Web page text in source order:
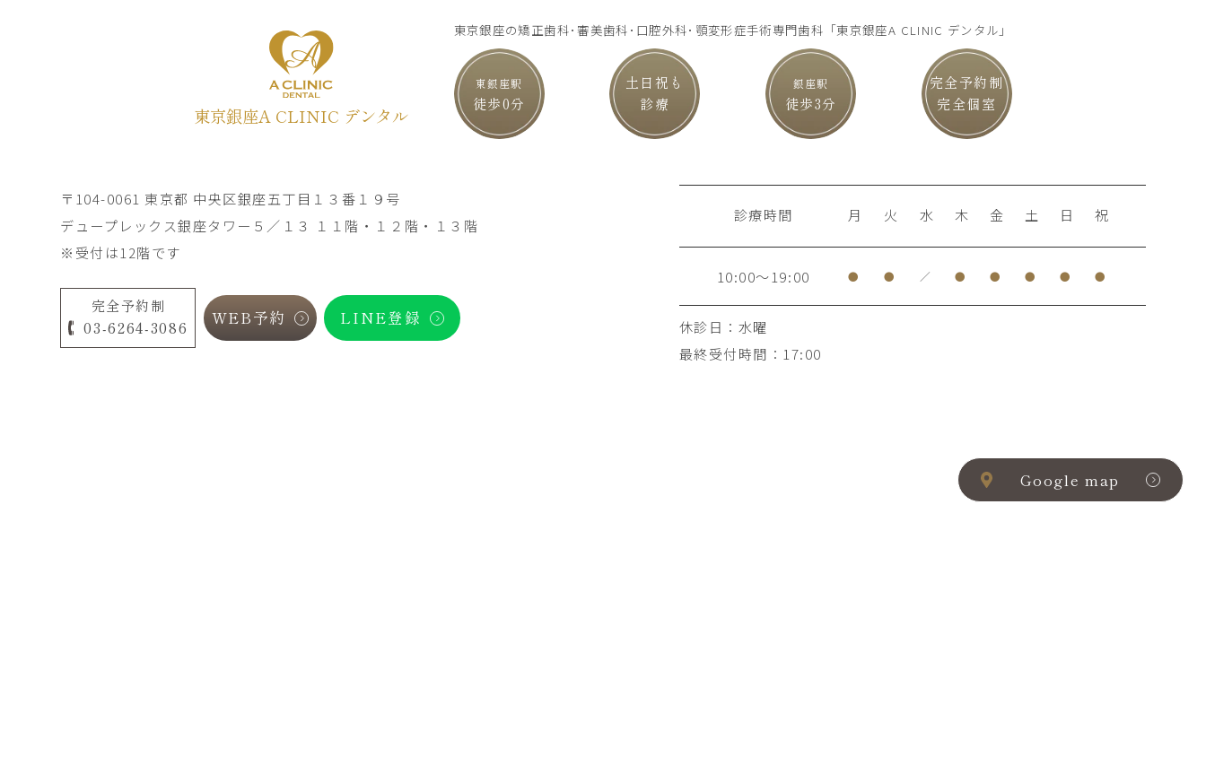
東京銀座A CLINIC デンタル
東京銀座の矯正歯科･審美歯科･口腔外科･顎変形症手術専門歯科 「東京銀座A CLINIC デンタル」
東銀座駅
徒歩0分
土日祝も
診療
銀座駅
徒歩3分
完全予約制
完全個室
〒104-0061 東京都 中央区銀座五丁目１３番１９号
デュープレックス銀座タワー５／１３ １１階・１２階・１３階
※受付は12階です
完全予約制
03-6264-3086
WEB予約 LINE登録
診療時間 月 火 水 木 金 土 日 祝
10:00～19:00 ● ● ／ ● ● ● ● ●
休診日：水曜
最終受付時間：17:00
Google map